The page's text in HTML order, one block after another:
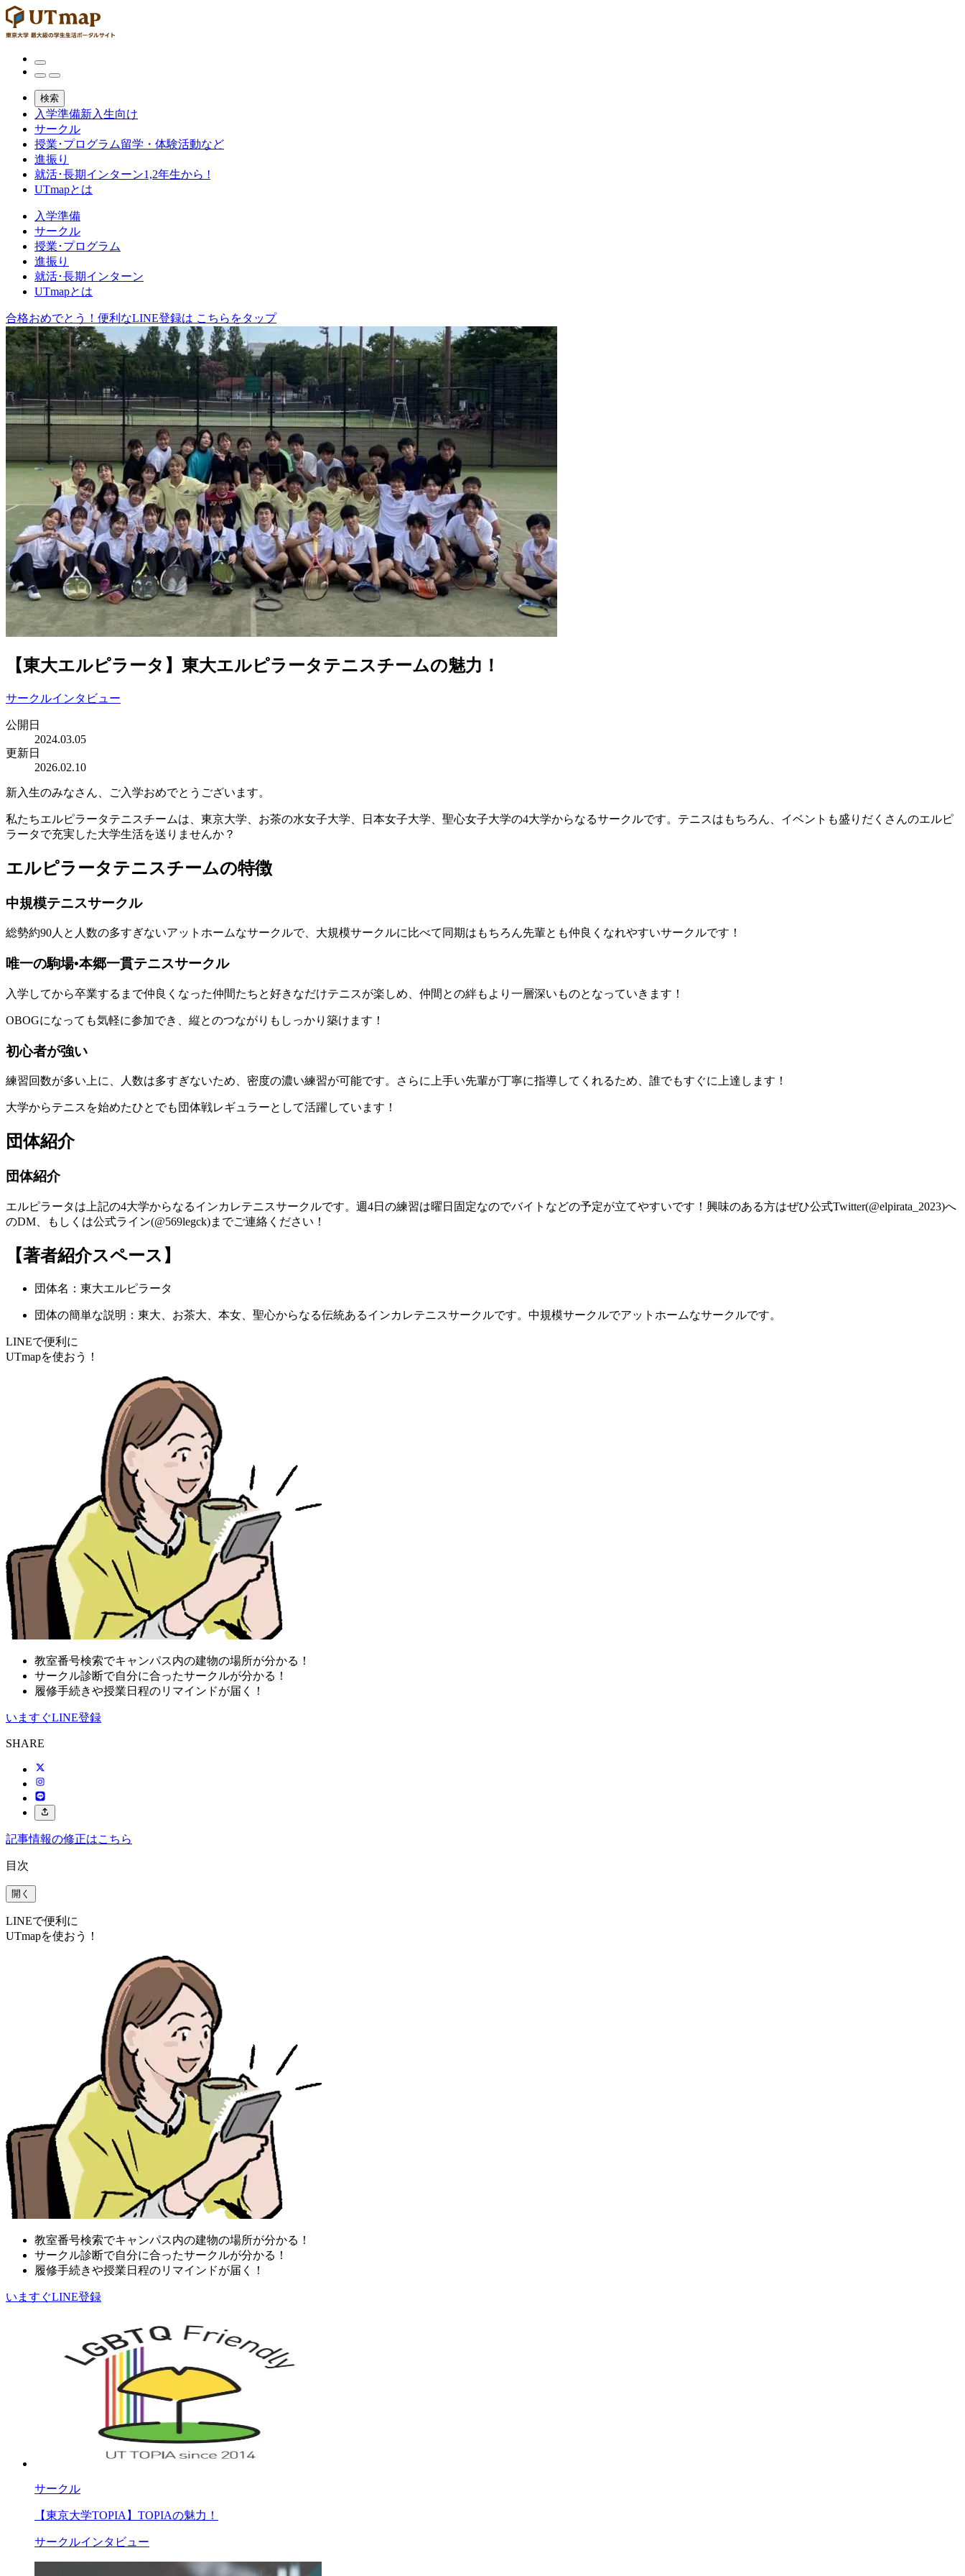
検索
入学準備新入生向け
サークル
授業･プログラム留学・体験活動など
進振り
就活･長期インターン1,2年生から !
UTmapとは
入学準備
サークル
授業･プログラム
進振り
就活･長期インターン
UTmapとは
合格おめでとう！便利なLINE登録は こちらをタップ
【東大エルピラータ】東大エルピラータテニスチームの魅力！
サークルインタビュー
公開日
2024.03.05
更新日
2026.02.10
新入生のみなさん、ご入学おめでとうございます。
私たちエルピラータテニスチームは、東京大学、お茶の水女子大学、日本女子大学、聖心女子大学の4大学からなるサークルです。テニスはもちろん、イベントも盛りだくさんのエルピ
ラータで充実した大学生活を送りませんか？
エルピラータテニスチームの特徴
中規模テニスサークル
総勢約90人と人数の多すぎないアットホームなサークルで、大規模サークルに比べて同期はもちろん先輩とも仲良くなれやすいサークルです！
唯一の駒場•本郷一貫テニスサークル
入学してから卒業するまで仲良くなった仲間たちと好きなだけテニスが楽しめ、仲間との絆もより一層深いものとなっていきます！
OBOGになっても気軽に参加でき、縦とのつながりもしっかり築けます！
初心者が強い
練習回数が多い上に、人数は多すぎないため、密度の濃い練習が可能です。さらに上手い先輩が丁寧に指導してくれるため、誰でもすぐに上達します！
大学からテニスを始めたひとでも団体戦レギュラーとして活躍しています！
団体紹介
団体紹介
エルピラータは上記の4大学からなるインカレテニスサークルです。週4日の練習は曜日固定なのでバイトなどの予定が立てやすいです！興味のある方はぜひ公式Twitter(@elpirata_2023)へ
のDM、もしくは公式ライン(@569legck)までご連絡ください！
【著者紹介スペース】
団体名：東大エルピラータ
団体の簡単な説明：東大、お茶大、本女、聖心からなる伝統あるインカレテニスサークルです。中規模サークルでアットホームなサークルです。
LINEで便利に
UTmapを使おう！
教室番号検索でキャンパス内の建物の場所が分かる！
サークル診断で自分に合ったサークルが分かる！
履修手続きや授業日程のリマインドが届く！
いますぐLINE登録
SHARE
記事情報の修正はこちら
目次
開く
LINEで便利に
UTmapを使おう！
教室番号検索でキャンパス内の建物の場所が分かる！
サークル診断で自分に合ったサークルが分かる！
履修手続きや授業日程のリマインドが届く！
いますぐLINE登録
サークル
【東京大学TOPIA】TOPIAの魅力！
サークルインタビュー